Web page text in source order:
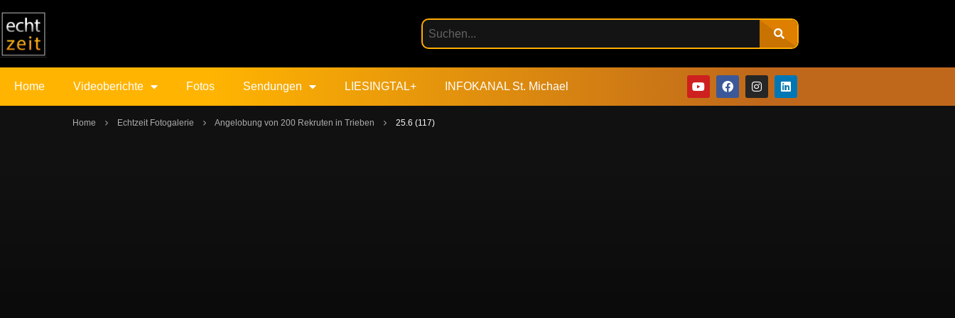
Home Videoberichte Fotos Sendungen LIESINGTAL+ INFOKANAL St. Michael
Home Echtzeit Fotogalerie Angelobung von 200 Rekruten in Trieben 25.6 (117)